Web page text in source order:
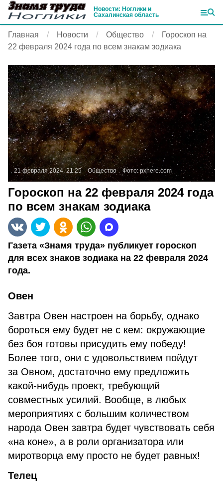
Новости: Ноглики и
Сахалинская область
Главная Новости Общество
Гороскоп на
22 февраля 2024 года по всем знакам зодиака
21 февраля 2024, 21:25 Общество Фото:pxhere.com
Гороскоп на 22 февраля 2024 года
по всем знакам зодиака
Газета «Знамя труда» публикует гороскоп
для всех знаков зодиака на 22 февраля 2024
года.
Овен
Завтра Овен настроен на борьбу, однако
бороться ему будет не с кем: окружающие
без боя готовы присудить ему победу!
Более того, они с удовольствием пойдут
за Овном, достаточно ему предложить
какой-нибудь проект, требующий
совместных усилий. Вообще, в любых
мероприятиях с большим количеством
народа Овен завтра будет чувствовать себя
«на коне», а в роли организатора или
миротворца ему просто не будет равных!
Телец